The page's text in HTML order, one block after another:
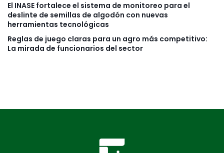
El INASE fortalece el sistema de monitoreo para el
deslinte de semillas de algodón con nuevas
herramientas tecnológicas
Reglas de juego claras para un agro más competitivo:
La mirada de funcionarios del sector